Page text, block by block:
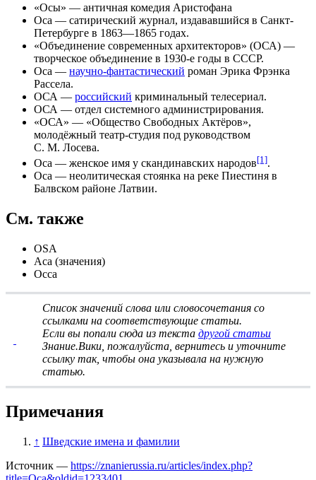
«Осы» — античная комедия Аристофана
Оса — сатирический журнал, издававшийся в Санкт-
Петербурге в 1863—1865 годах.
«Объединение современных архитекторов» (ОСА) —
творческое объединение в 1930-е годы в СССР.
Оса — научно-фантастический роман Эрика Фрэнка
Рассела.
ОСА — российский криминальный телесериал.
ОСА — отдел системного администрирования.
«ОСА» — «Общество Свободных Актёров»,
молодёжный театр-студия под руководством
С. М. Лосева.
Оса — женское имя у скандинавских народов[1].
Оса — неолитическая стоянка на реке Пиестиня в
Балвском районе Латвии.
См. также
OSA
Аса (значения)
Осса
Список значений слова или словосочетания со
ссылками на соответствующие статьи.
Если вы попали сюда из текста другой статьи
Знание.Вики, пожалуйста, вернитесь и уточните
ссылку так, чтобы она указывала на нужную
статью.
Примечания
↑ Шведские имена и фамилии
Источник — https://znanierussia.ru/articles/index.php?